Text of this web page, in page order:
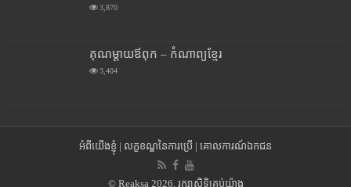
3,870
គុណម្តាយឪពុក – កំណាព្យខ្មែរ
3,404
អំពីយើងខ្ញុំ | លក្ខខណ្ឌនៃការប្រើ | គោលការណ៍ឯកជន
© Reaksa 2026, រក្សាសិទ្ធិគ្រប់យ៉ាង